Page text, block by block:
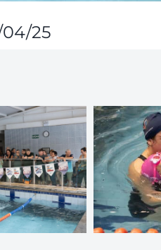
04/25